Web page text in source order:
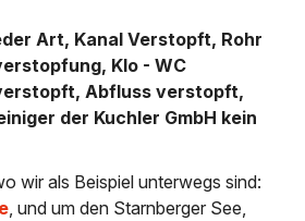
Art, Kanal Verstopft, Rohr
Klo - WC
Abfluss verstopft,
der Kuchler GmbH kein
wir als Beispiel unterwegs sind:
, und um den Starnberger See,